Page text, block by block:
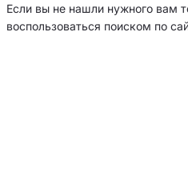
Если вы не нашли нужного вам
воспользоваться поиском по